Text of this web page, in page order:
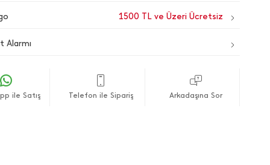
1500 TL ve Üzeri Ücretsiz
Alarmı
ile Satış Telefon ile Sipariş Arkadaşına Sor